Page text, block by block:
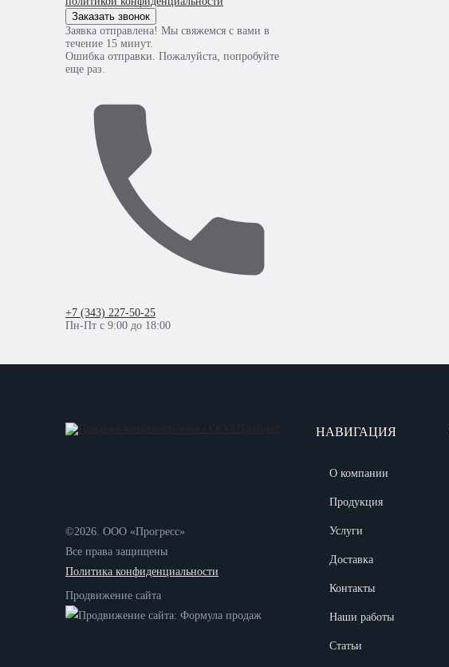
Заказать звонок
Заявка отправлена! Мы свяжемся с вами в
течение 15 минут.
Ошибка отправки. Пожалуйста, попробуйте
еще раз.
+7 (343) 227-50-25
Пн-Пт с 9:00 до 18:00
©2026. ООО «Прогресс»
Все права защищены
Политика конфиденциальности
Продвижение сайта
НАВИГАЦИЯ
О компании
Продукция
Услуги
Доставка
Контакты
Наши работы
Статьи